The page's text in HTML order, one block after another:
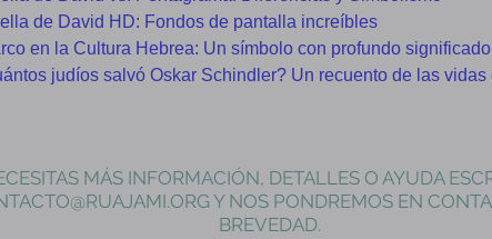
de David HD: Fondos de pantalla increíbles
en la Cultura Hebrea: Un símbolo con profundo significado
judíos salvó Oskar Schindler? Un recuento de las
MÁS INFORMACIÓN, DETALLES O AYUDA
Y NOS PONDREMOS EN
BREVEDAD.